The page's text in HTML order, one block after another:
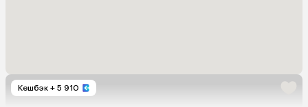
Кешбэк + 5 910